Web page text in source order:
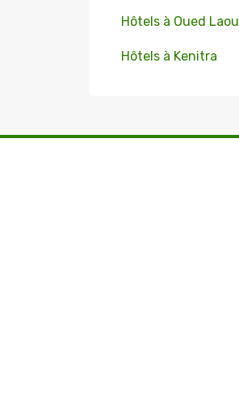
Hôtels à Oued Laou
Hôtels à Kenitra